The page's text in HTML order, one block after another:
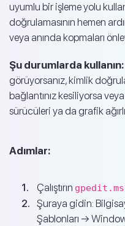
uyumlu bir işleme yolu
doğrulamasının hemen
veya anında kopmaları
Şu durumlarda kullanın:
görüyorsanız, kimlik
bağlantınız kesiliyorsa
sürücüleri ya da grafik
Adımlar:
Çalıştırın
Şuraya gidin:
Şablonları →